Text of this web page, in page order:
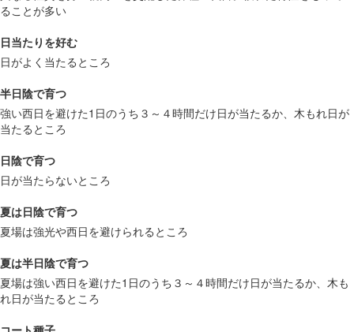
ることが多い
日当たりを好む
日がよく当たるところ
半日陰で育つ
強い西日を避けた1日のうち３～４時間だけ日が当たるか、木もれ日が
当たるところ
日陰で育つ
日が当たらないところ
夏は日陰で育つ
夏場は強光や西日を避けられるところ
夏は半日陰で育つ
夏場は強い西日を避けた1日のうち３～４時間だけ日が当たるか、木も
れ日が当たるところ